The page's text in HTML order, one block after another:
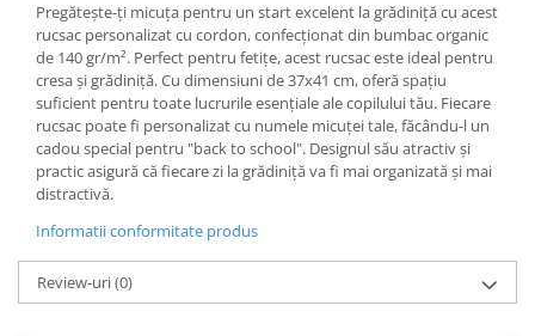
Pregătește-ți micuța pentru un start excelent la grădiniță cu acest
rucsac personalizat cu cordon, confecționat din bumbac organic
de 140 gr/m². Perfect pentru fetițe, acest rucsac este ideal pentru
cresa și grădiniță. Cu dimensiuni de 37x41 cm, oferă spațiu
suficient pentru toate lucrurile esențiale ale copilului tău. Fiecare
rucsac poate fi personalizat cu numele micuței tale, făcându-l un
cadou special pentru "back to school". Designul său atractiv și
practic asigură că fiecare zi la grădiniță va fi mai organizată și mai
distractivă.
Informatii conformitate produs
Review-uri(0)